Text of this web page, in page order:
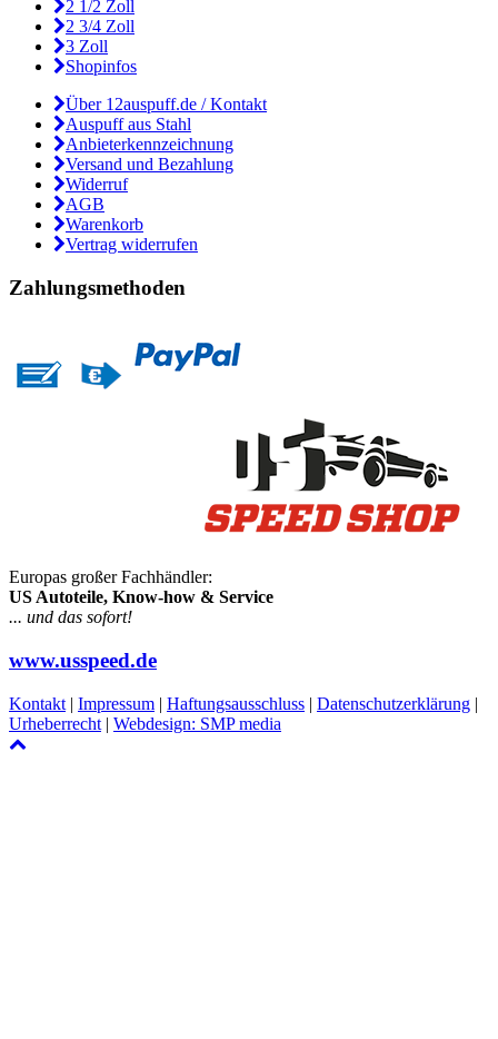
2 1/2 Zoll
2 3/4 Zoll
3 Zoll
Shopinfos
Über 12auspuff.de / Kontakt
Auspuff aus Stahl
Anbieterkennzeichnung
Versand und Bezahlung
Widerruf
AGB
Warenkorb
Vertrag widerrufen
Zahlungsmethoden
Europas großer Fachhändler:
US Autoteile, Know-how & Service
... und das sofort!
www.usspeed.de
Kontakt | Impressum | Haftungsausschluss | Datenschutzerklärung |
Urheberrecht | Webdesign: SMP media